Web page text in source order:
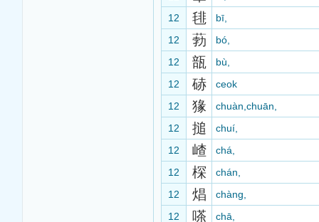
12
毴
bī,
12
葧
bó,
12
瓿
bù,
12
硳
ceok
12
猭
chuàn,chuān,
12
搥
chuí,
12
嵖
chá,
12
棎
chán,
12
焻
chàng,
12
嗏
chā,